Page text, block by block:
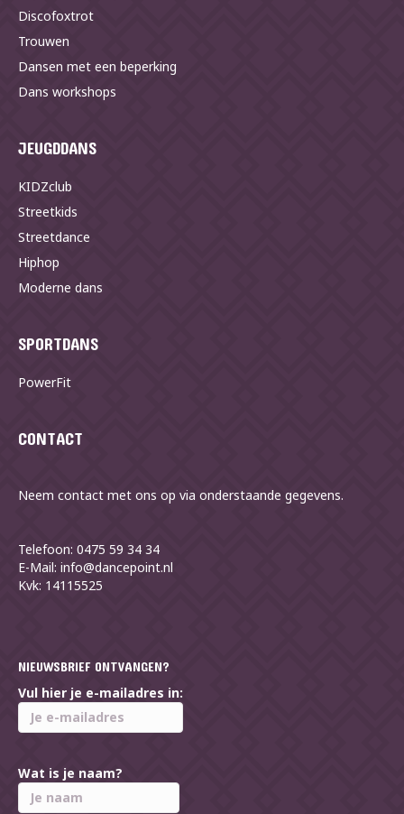
Discofoxtrot
Trouwen
Dansen met een beperking
Dans workshops
JEUGDDANS
KIDZclub
Streetkids
Streetdance
Hiphop
Moderne dans
SPORTDANS
PowerFit
CONTACT
Neem contact met ons op via onderstaande gegevens.
Telefoon: 0475 59 34 34
E-Mail: info@dancepoint.nl
Kvk: 14115525
NIEUWSBRIEF ONTVANGEN?
Vul hier je e-mailadres in:
Wat is je naam?